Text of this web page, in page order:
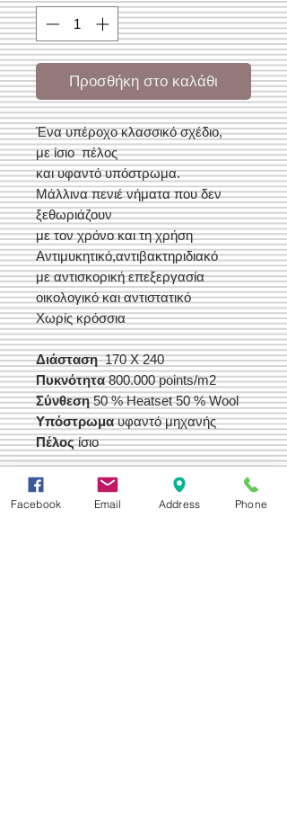
Προσθήκη στο καλάθι
Ένα υπέροχο κλασσικό σχέδιο,
με ίσιο πέλος
και υφαντό υπόστρωμα.
Μάλλινα πενιέ νήματα που δεν
ξεθωριάζουν
με τον χρόνο και τη χρήση
Αντιμυκητικό,αντιβακτηριδιακό
με αντισκορική επεξεργασία
οικολογικό και αντιστατικό
Xωρίς κρόσσια
Διάσταση170 X 240
Πυκνότητα800.000 points/m2
Σύνθεση50 % Heatset 50 % Wool
Υπόστρωμαυφαντό μηχανής
Πέλοςίσιο
Τιμή Έκπτωσης 170,00 €
Facebook Email Address Phone